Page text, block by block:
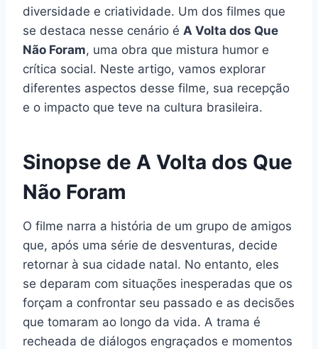
diversidade e criatividade. Um dos filmes que
se destaca nesse cenário é A Volta dos Que
Não Foram, uma obra que mistura humor e
crítica social. Neste artigo, vamos explorar
diferentes aspectos desse filme, sua recepção
e o impacto que teve na cultura brasileira.
Sinopse de A Volta dos Que
Não Foram
O filme narra a história de um grupo de amigos
que, após uma série de desventuras, decide
retornar à sua cidade natal. No entanto, eles
se deparam com situações inesperadas que os
forçam a confrontar seu passado e as decisões
que tomaram ao longo da vida. A trama é
recheada de diálogos engraçados e momentos